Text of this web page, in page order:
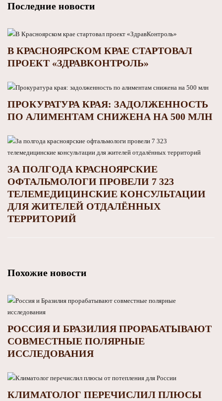
Последние новости
В КРАСНОЯРСКОМ КРАЕ СТАРТОВАЛ
ПРОЕКТ «ЗДРАВКОНТРОЛЬ»
ПРОКУРАТУРА КРАЯ: ЗАДОЛЖЕННОСТЬ
ПО АЛИМЕНТАМ СНИЖЕНА НА 500 МЛН
ЗА ПОЛГОДА КРАСНОЯРСКИЕ
ОФТАЛЬМОЛОГИ ПРОВЕЛИ 7 323
ТЕЛЕМЕДИЦИНСКИЕ КОНСУЛЬТАЦИИ
ДЛЯ ЖИТЕЛЕЙ ОТДАЛЁННЫХ
ТЕРРИТОРИЙ
Похожие новости
РОССИЯ И БРАЗИЛИЯ ПРОРАБАТЫВАЮТ
СОВМЕСТНЫЕ ПОЛЯРНЫЕ
ИССЛЕДОВАНИЯ
КЛИМАТОЛОГ ПЕРЕЧИСЛИЛ ПЛЮСЫ